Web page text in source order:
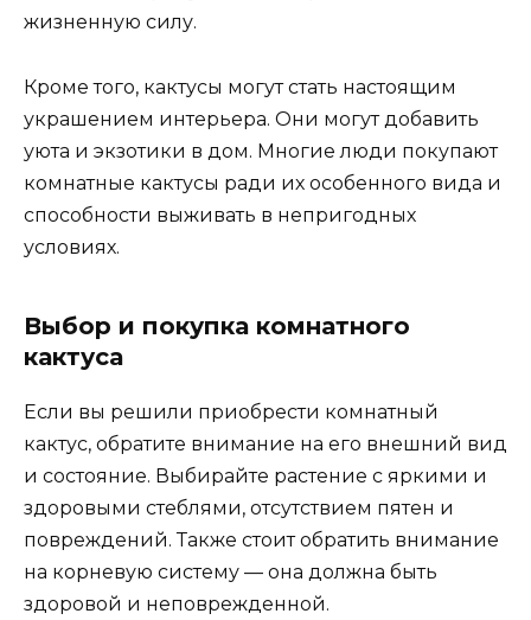
жизненную силу.
Кроме того, кактусы могут стать настоящим
украшением интерьера. Они могут добавить
уюта и экзотики в дом. Многие люди покупают
комнатные кактусы ради их особенного вида и
способности выживать в непригодных
условиях.
Выбор и покупка комнатного
кактуса
Если вы решили приобрести комнатный
кактус, обратите внимание на его внешний вид
и состояние. Выбирайте растение с яркими и
здоровыми стеблями, отсутствием пятен и
повреждений. Также стоит обратить внимание
на корневую систему — она должна быть
здоровой и неповрежденной.